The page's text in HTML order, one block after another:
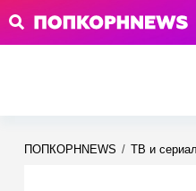
ПОПКОРНNEWS / ТВ и